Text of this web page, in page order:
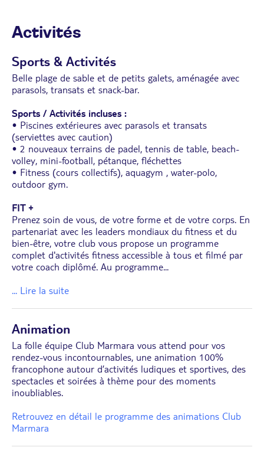
• Avec supplément : chambre vue mer partielle,
chambre vue mer.
Activités
Sports & Activités
Belle plage de sable et de petits galets, aménagée avec
parasols, transats et snack-bar.
Sports / Activités incluses :
• Piscines extérieures avec parasols et transats
(serviettes avec caution)
• 2 nouveaux terrains de padel, tennis de table, beach-
volley, mini-football, pétanque, fléchettes
• Fitness (cours collectifs), aquagym , water-polo,
outdoor gym.
FIT +
Prenez soin de vous, de votre forme et de votre corps. En
partenariat avec les leaders mondiaux du fitness et du
bien-être, votre club vous propose un programme
complet d'activités fitness accessible à tous et filmé par
votre coach diplômé. Au programme...
... Lire la suite
Animation
La folle équipe Club Marmara vous attend pour vos
rendez-vous incontournables, une animation 100%
francophone autour d’activités ludiques et sportives, des
spectacles et soirées à thème pour des moments
inoubliables.
Retrouvez en détail le programme des animations Club
Marmara